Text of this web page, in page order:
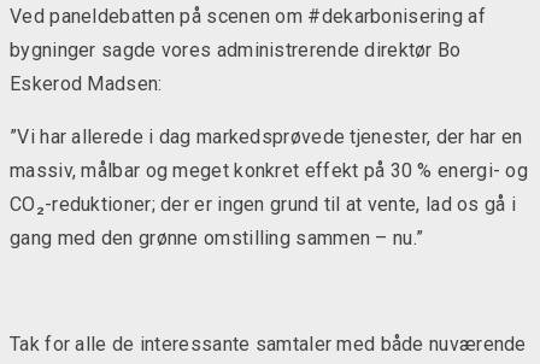
Ved paneldebatten på scenen om #dekarbonisering af
bygninger sagde vores administrerende direktør Bo
Eskerod Madsen:
”Vi har allerede i dag markedsprøvede tjenester, der har en
massiv, målbar og meget konkret effekt på 30 % energi- og
CO₂-reduktioner; der er ingen grund til at vente, lad os gå i
gang med den grønne omstilling sammen – nu.”
Tak for alle de interessante samtaler med både nuværende